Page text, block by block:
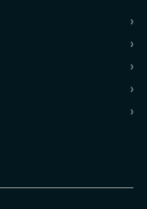
›
›
›
›
›